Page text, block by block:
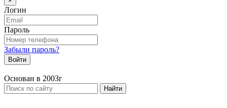
Логин
Пароль
Забыли пароль?
Войти
Основан в 2003г
Найти